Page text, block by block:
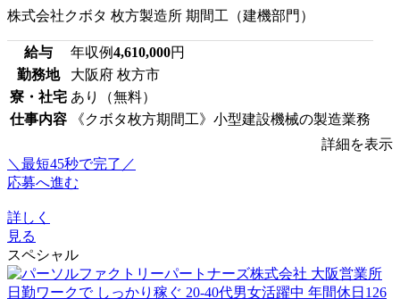
株式会社クボタ 枚方製造所 期間工（建機部門）
給与 年収例4,610,000円
勤務地
大阪府 枚方市
寮・社宅 あり（無料）
仕事内容
《クボタ枚方期間工》小型建設機械の製造業務
詳細を表示
＼最短45秒で完了／
応募へ進む
詳しく
見る
スペシャル